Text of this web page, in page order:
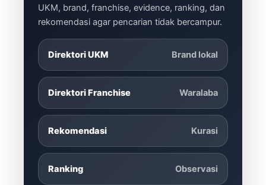
UKM, brand, franchise, evidence, ranking, dan
rekomendasi agar pencarian tidak bercampur.
Direktori UKM Brand lokal
Direktori Franchise Waralaba
Rekomendasi Kurasi
Ranking Observasi